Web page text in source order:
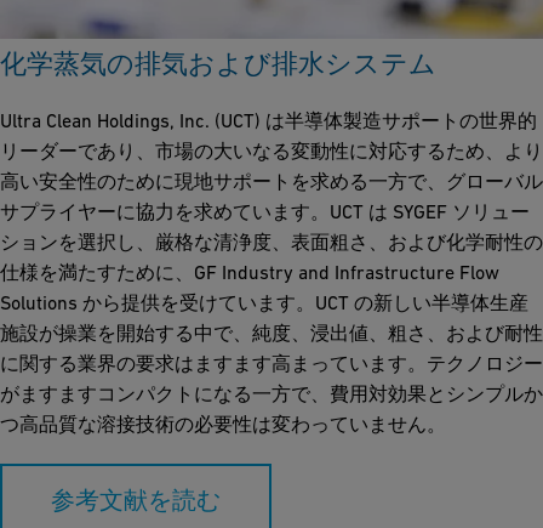
化学蒸気の排気および排水システム
Ultra Clean Holdings, Inc. (UCT) は半導体製造サポートの世界的
リーダーであり、市場の大いなる変動性に対応するため、より
高い安全性のために現地サポートを求める一方で、グローバル
サプライヤーに協力を求めています。UCT は SYGEF ソリュー
ションを選択し、厳格な清浄度、表面粗さ、および化学耐性の
仕様を満たすために、GF Industry and Infrastructure Flow
Solutions から提供を受けています。UCT の新しい半導体生産
施設が操業を開始する中で、純度、浸出値、粗さ、および耐性
に関する業界の要求はますます高まっています。テクノロジー
がますますコンパクトになる一方で、費用対効果とシンプルか
つ高品質な溶接技術の必要性は変わっていません。
参考文献を読む